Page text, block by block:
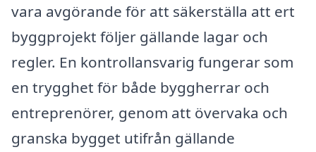
vara avgörande för att säkerställa att ert
byggprojekt följer gällande lagar och
regler. En kontrollansvarig fungerar som
en trygghet för både byggherrar och
entreprenörer, genom att övervaka och
granska bygget utifrån gällande